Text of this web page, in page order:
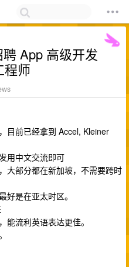
App 高级开发
程师
目前已经拿到 Accel, Kleiner
用中文交流即可
大部分都在新加坡，不需要跨时
好是在亚太时区。
能流利英语表达更佳。